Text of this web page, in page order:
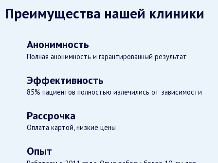
Преимущества нашей клиники
Анонимность
Полная анонимность и гарантированный результат
Эффективность
85% пациентов полностью излечились от зависимости
Рассрочка
Оплата картой, низкие цены
Опыт